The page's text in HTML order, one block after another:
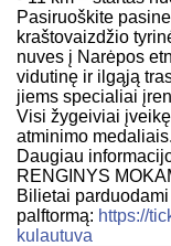
Pasiruoškite
kraštovaizdžio
nuves į Narėpos
vidutinę ir ilgąją
jiems specialiai
Visi žygeiviai
atminimo medaliais.
Daugiau
RENGINYS
Bilietai
palftormą: https://
kulautuva